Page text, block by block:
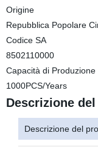
Origine
Repubblica Popolare
Codice SA
8502110000
Capacità di Produzione
1000PCS/Years
Descrizione
Descrizione del